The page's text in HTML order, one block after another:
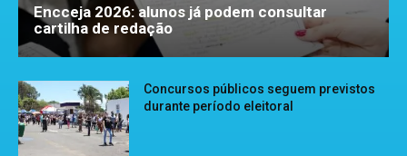
Encceja 2026: alunos já podem consultar
cartilha de redação
Concursos públicos seguem previstos
durante período eleitoral